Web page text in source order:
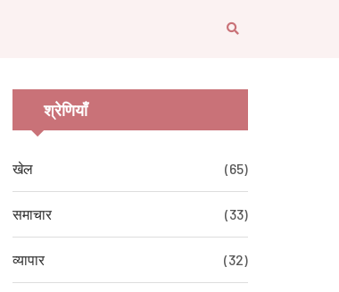
श्रेणियाँ
खेल (65)
समाचार (33)
व्यापार (32)